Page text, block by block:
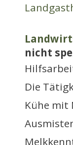
nicht
Die
Kühe